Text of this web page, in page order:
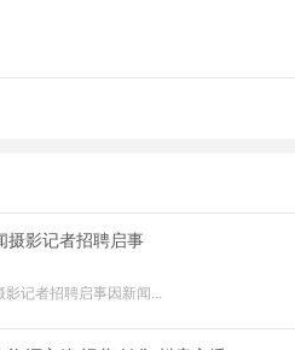
摄影记者招聘启事
记者招聘启事因新闻...